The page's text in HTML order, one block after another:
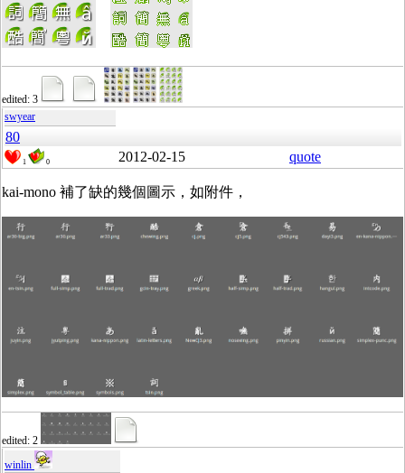
edited: 3
swyear
80
1 0 2012-02-15 quote
kai-mono 補了缺的幾個圖示，如附件，
edited: 2
winlin